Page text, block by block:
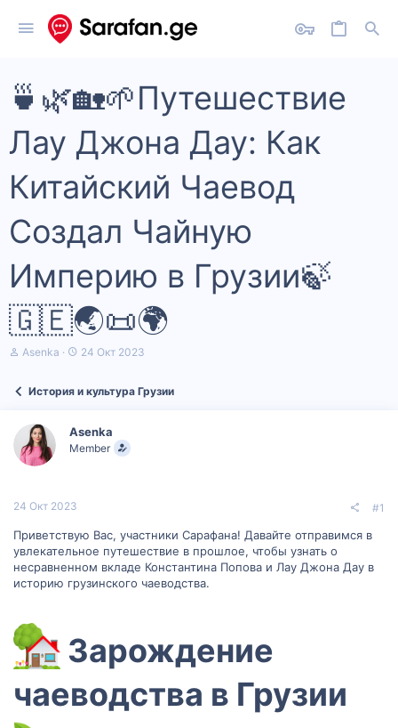
🍵🌿🏡🌱Путешествие
Лау Джона Дау: Как
Китайский Чаевод
Создал Чайную
Империю в Грузии🍃
🇬🇪🌏📜🌍
А
м
ы
Asenka
Д
а
ч
а
24 Окт 2023
История и культура Грузии
Asenka
Member
24 Окт 2023 #1
Приветствую Вас, участники Сарафана! Давайте отправимся в
увлекательное путешествие в прошлое, чтобы узнать о
несравненном вкладе Константина Попова и Лау Джона Дау в
историю грузинского чаеводства.
Зарождение
чаеводства в Грузии